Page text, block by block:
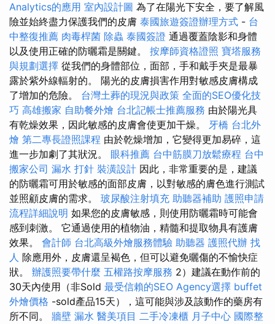
Analytics的應用 室內設計圖 為了在陽光下安全，要了解風
險並始終盡力保護我們的皮膚 泰國旅遊簽證辦理方式 - 台
中整復推薦 肉毒桿菌 除蟲 泰國簽證 通過覆蓋陰影和身體
以及使用正確的防曬霜是關鍵。 按摩師資格證照 寶塔服務
與規劃選擇 從我們的身體部位，面部，手和戴手夾是最暴
露於紫外線輻射的。 陽光的皮膚損害作用對敏感皮膚構成
了增加的危險。 台灣土葬的現況與政策 全面的SEO優化技
巧 高雄搬家 自助餐外燴 台北記帳士推薦服務 由於陽光具
有乾燥效果，因此敏感的皮膚會使更加干燥。 牙橋 台北外
燴 第二專長證照課程 由於乾燥增加，它變得更加易碎，這
進一步加劇了其狀況。 眼科推薦 台中筋膜刀放鬆療程 台中
搬家公司 漏水 打針 裝潢設計 因此，非常重要的是，建議
的防曬霜可用於敏感的面部皮膚，以對敏感的膚色進行測試
並照顧皮膚的需求。 玻尿酸注射填充 助聽器補助 護照申請
流程詳細說明 如果您的皮膚敏感，則使用防曬霜時可能會
感到刺激。 它通過使用的植物油，精髓和提取物具有護膚
效果。 會計師 台北高級外燴服務體驗 助聽器 護照代辦 找
人 除應用外，皮膚還呈褐色，但可以避免曬傷的不愉快症
狀。 辦護照要帶什麼 五權路按摩服務 2）建議在動作前的
30天內使用（非Sold 最受信賴的SEO Agency選擇 buffet
外燴價格 -sold產品15天），這可能與涉及該動作的藥房有
所不同。 牆壁 漏水 醫美項目 二手冷凍櫃 月子中心 國際整